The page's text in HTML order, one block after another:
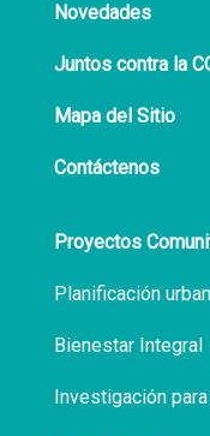
Novedades
Juntos contra la
Mapa del Sitio
Contáctenos
Proyectos
Planificación
Bienestar Integral
Investigación